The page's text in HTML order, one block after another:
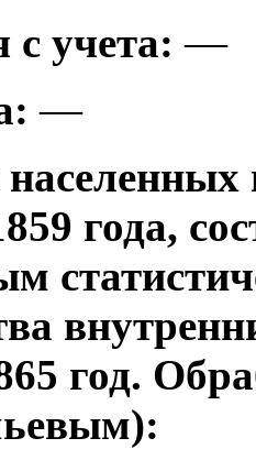
с учета: —
—
года,
год.